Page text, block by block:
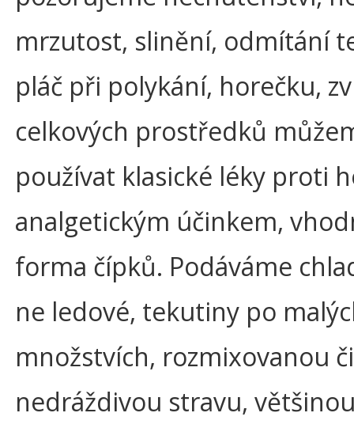
mrzutost, slinění, odmítání
pláč při polykání, horečku,
celkových prostředků
používat klasické léky proti
analgetickým účinkem,
forma čípků. Podáváme
ne ledové, tekutiny po
množstvích, rozmixovanou
nedráždivou stravu,